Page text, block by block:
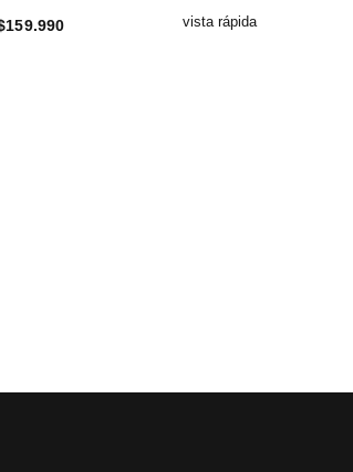
vista rápida
159.990